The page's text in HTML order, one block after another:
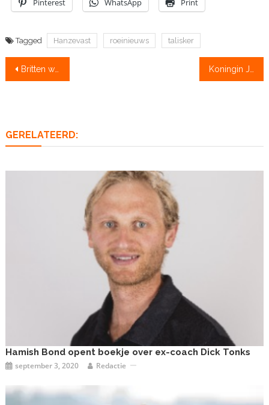
Pinterest WhatsApp Print
Tagged Hanzevast roeinieuws talisker
Bericht
Britten werven nog steeds geld voor Oekraïne
GERELATEERD:
Hamish Bond opent boekje over ex-coach Dick Tonks
september 3, 2020 Redactie